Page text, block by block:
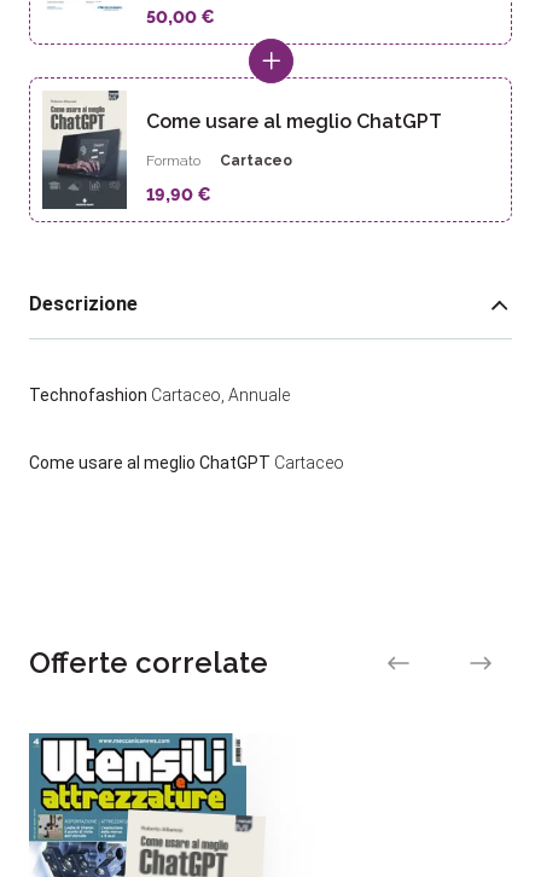
50,00 €
Come usare al meglio ChatGPT
Formato Cartaceo
19,90 €
Descrizione
Technofashion Cartaceo, Annuale
Come usare al meglio ChatGPT Cartaceo
Offerte correlate